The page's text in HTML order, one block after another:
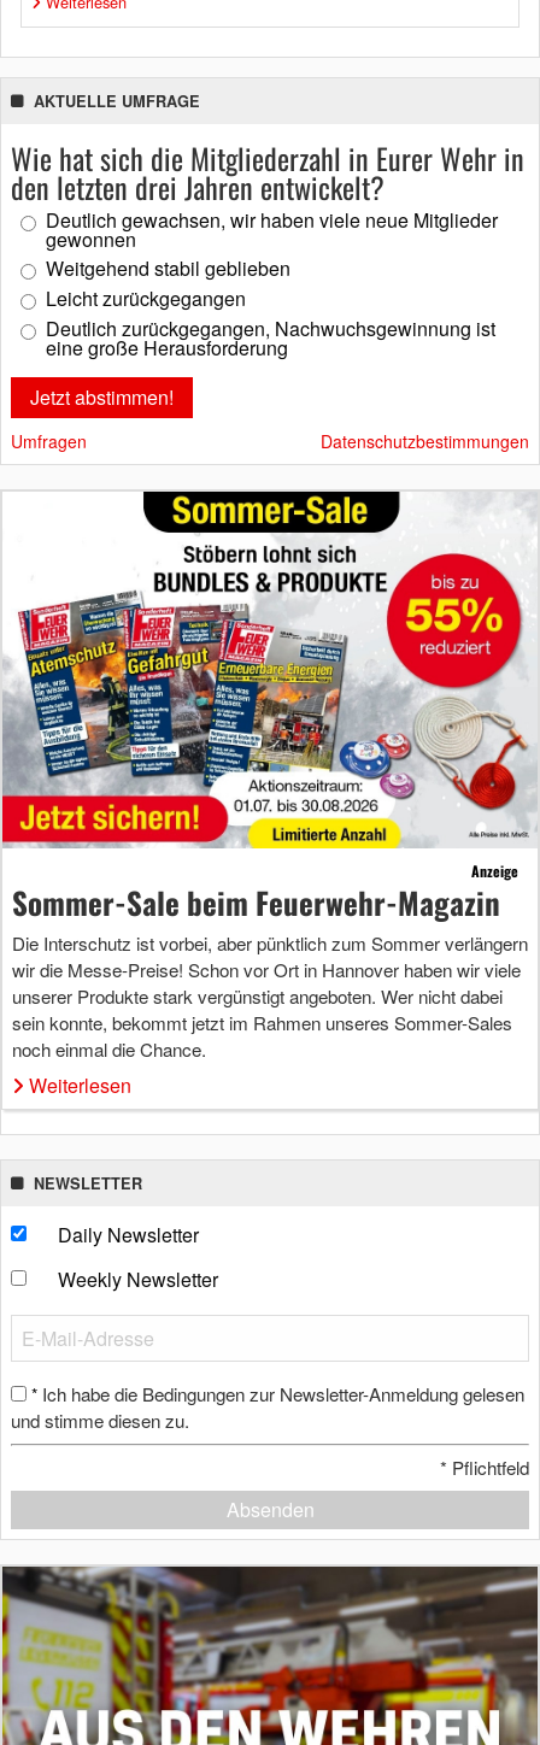
AKTUELLE UMFRAGE
Wie hat sich die Mitgliederzahl in Eurer Wehr in
den letzten drei Jahren entwickelt?
Deutlich gewachsen, wir haben viele neue Mitglieder
gewonnen
Weitgehend stabil geblieben
Leicht zurückgegangen
Deutlich zurückgegangen, Nachwuchsgewinnung ist
eine große Herausforderung
Umfragen Datenschutzbestimmungen
Anzeige
Sommer-Sale beim Feuerwehr-Magazin
Die Interschutz ist vorbei, aber pünktlich zum Sommer verlängern
wir die Messe-Preise! Schon vor Ort in Hannover haben wir viele
unserer Produkte stark vergünstigt angeboten. Wer nicht dabei
sein konnte, bekommt jetzt im Rahmen unseres Sommer-Sales
noch einmal die Chance.
Weiterlesen
NEWSLETTER
Daily Newsletter
Weekly Newsletter
* Ich habe die Bedingungen zur Newsletter-Anmeldung gelesen
und stimme diesen zu.
* Pflichtfeld
Absenden